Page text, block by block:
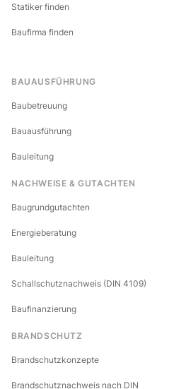
Statiker finden
Baufirma finden
BAUAUSFÜHRUNG
Baubetreuung
Bauausführung
Bauleitung
NACHWEISE & GUTACHTEN
Baugrundgutachten
Energieberatung
Bauleitung
Schallschutznachweis (DIN 4109)
Baufinanzierung
BRANDSCHUTZ
Brandschutzkonzepte
Brandschutznachweis nach DIN